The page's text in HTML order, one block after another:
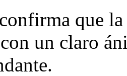
que
un claro